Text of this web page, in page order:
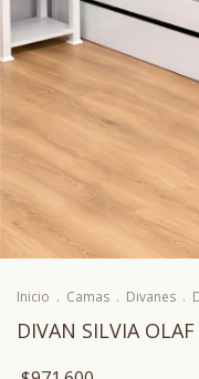
Inicio . Camas . Divanes .
DIVAN SILVIA